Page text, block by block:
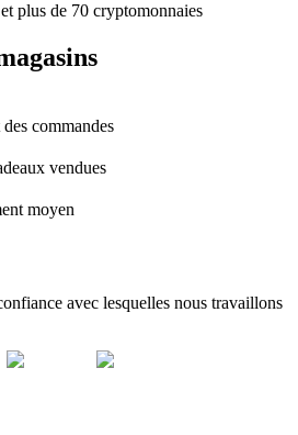
plus de 70 cryptomonnaies
commandes
vendues
moyen
avec lesquelles nous travaillons